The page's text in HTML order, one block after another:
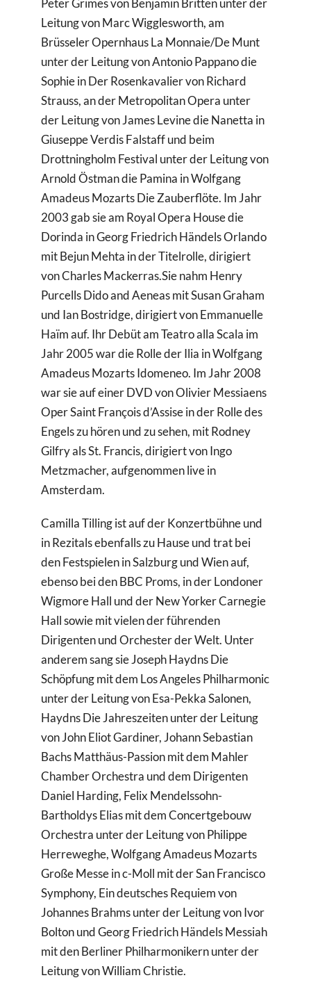
Peter Grimes von Benjamin Britten unter der
Leitung von Marc Wigglesworth, am
Brüsseler Opernhaus La Monnaie/De Munt
unter der Leitung von Antonio Pappano die
Sophie in Der Rosenkavalier von Richard
Strauss, an der Metropolitan Opera unter
der Leitung von James Levine die Nanetta in
Giuseppe Verdis Falstaff und beim
Drottningholm Festival unter der Leitung von
Arnold Östman die Pamina in Wolfgang
Amadeus Mozarts Die Zauberflöte. Im Jahr
2003 gab sie am Royal Opera House die
Dorinda in Georg Friedrich Händels Orlando
mit Bejun Mehta in der Titelrolle, dirigiert
von Charles Mackerras.Sie nahm Henry
Purcells Dido and Aeneas mit Susan Graham
und Ian Bostridge, dirigiert von Emmanuelle
Haïm auf. Ihr Debüt am Teatro alla Scala im
Jahr 2005 war die Rolle der Ilia in Wolfgang
Amadeus Mozarts Idomeneo. Im Jahr 2008
war sie auf einer DVD von Olivier Messiaens
Oper Saint François d’Assise in der Rolle des
Engels zu hören und zu sehen, mit Rodney
Gilfry als St. Francis, dirigiert von Ingo
Metzmacher, aufgenommen live in
Amsterdam.
Camilla Tilling ist auf der Konzertbühne und
in Rezitals ebenfalls zu Hause und trat bei
den Festspielen in Salzburg und Wien auf,
ebenso bei den BBC Proms, in der Londoner
Wigmore Hall und der New Yorker Carnegie
Hall sowie mit vielen der führenden
Dirigenten und Orchester der Welt. Unter
anderem sang sie Joseph Haydns Die
Schöpfung mit dem Los Angeles Philharmonic
unter der Leitung von Esa-Pekka Salonen,
Haydns Die Jahreszeiten unter der Leitung
von John Eliot Gardiner, Johann Sebastian
Bachs Matthäus-Passion mit dem Mahler
Chamber Orchestra und dem Dirigenten
Daniel Harding, Felix Mendelssohn-
Bartholdys Elias mit dem Concertgebouw
Orchestra unter der Leitung von Philippe
Herreweghe, Wolfgang Amadeus Mozarts
Große Messe in c-Moll mit der San Francisco
Symphony, Ein deutsches Requiem von
Johannes Brahms unter der Leitung von Ivor
Bolton und Georg Friedrich Händels Messiah
mit den Berliner Philharmonikern unter der
Leitung von William Christie.